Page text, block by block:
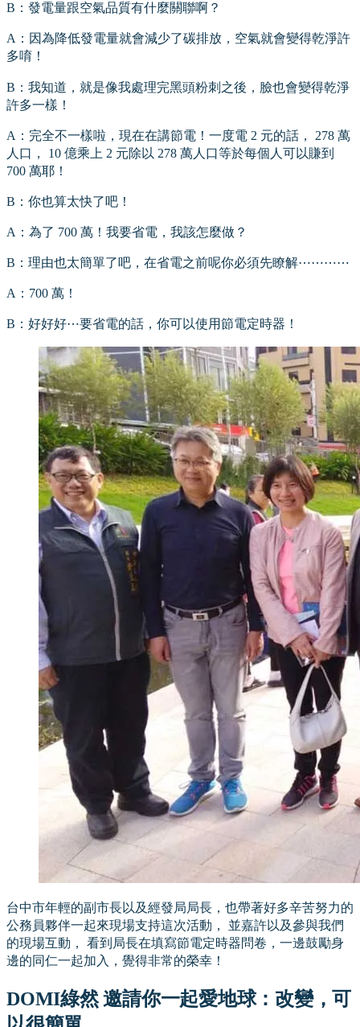
B：發電量跟空氣品質有什麼關聯啊？
A：因為降低發電量就會減少了碳排放，空氣就會變得乾淨許
多唷！
B：我知道，就是像我處理完黑頭粉刺之後，臉也會變得乾淨
許多一樣！
A：完全不一樣啦，現在在講節電！一度電 2 元的話， 278 萬
人口， 10 億乘上 2 元除以 278 萬人口等於每個人可以賺到
700 萬耶！
B：你也算太快了吧！
A：為了 700 萬！我要省電，我該怎麼做？
B：理由也太簡單了吧，在省電之前呢你必須先瞭解⋯⋯⋯⋯
A：700 萬！
B：好好好⋯要省電的話，你可以使用節電定時器！
台中市年輕的副市長以及經發局局長，也帶著好多辛苦努力的
公務員夥伴一起來現場支持這次活動， 並嘉許以及參與我們
的現場互動， 看到局長在填寫節電定時器問卷，一邊鼓勵身
邊的同仁一起加入，覺得非常的榮幸！
DOMI綠然 邀請你一起愛地球：改變，可